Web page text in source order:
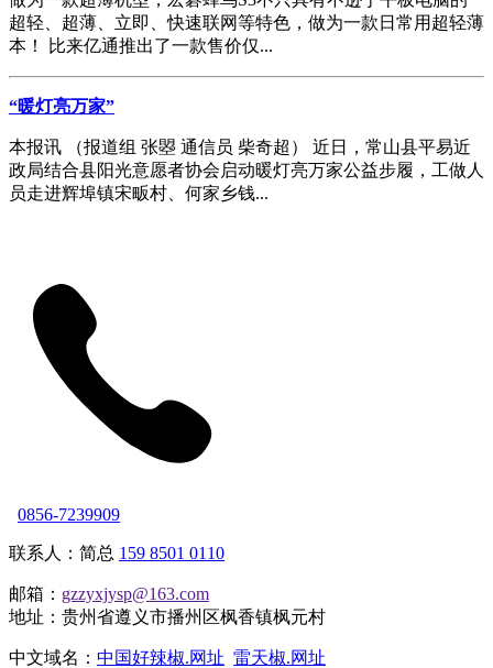
超轻、超薄、立即、快速联网等特色，做为一款日常用超轻薄
本！ 比来亿通推出了一款售价仅...
“暖灯亮万家”
本报讯 （报道组 张曌 通信员 柴奇超） 近日，常山县平易近
政局结合县阳光意愿者协会启动暖灯亮万家公益步履，工做人
员走进辉埠镇宋畈村、何家乡钱...
0856-7239909
联系人：简总 159 8501 0110
邮箱： gzzyxjysp@163.com
地址：贵州省遵义市播州区枫香镇枫元村
中文域名： 中国好辣椒.网址 雷天椒.网址